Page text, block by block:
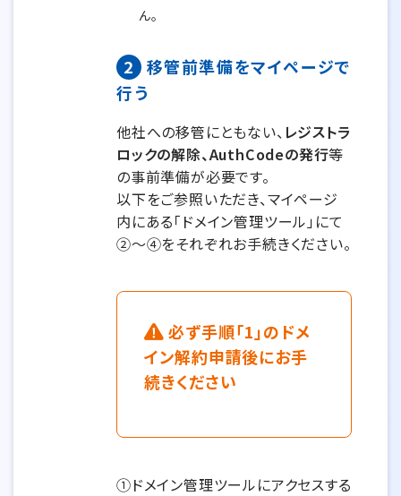
ん。
2
移管前準備をマイページで
行う
他社への移管にともない、 レジストラ
ロックの解除、AuthCodeの発行等
の事前準備が必要です。
以下をご参照いただき、マイページ
内にある「ドメイン管理ツール」にて
②～④をそれぞれお手続きください。
必ず手順「1」のドメ
イン解約申請後にお手
続きください
①ドメイン管理ツールにアクセスする